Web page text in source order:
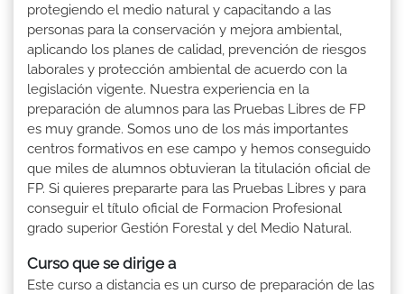
protegiendo el medio natural y capacitando a las
personas para la conservación y mejora ambiental,
aplicando los planes de calidad, prevención de riesgos
laborales y protección ambiental de acuerdo con la
legislación vigente. Nuestra experiencia en la
preparación de alumnos para las Pruebas Libres de FP
es muy grande. Somos uno de los más importantes
centros formativos en ese campo y hemos conseguido
que miles de alumnos obtuvieran la titulación oficial de
FP. Si quieres prepararte para las Pruebas Libres y para
conseguir el título oficial de Formacion Profesional
grado superior Gestión Forestal y del Medio Natural.
Curso que se dirige a
Este curso a distancia es un curso de preparación de las